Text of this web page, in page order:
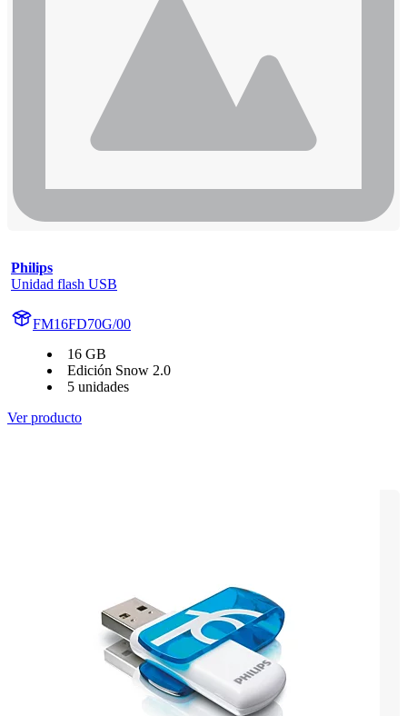
Philips
Unidad flash USB
FM16FD70G/00
16 GB
Edición Snow 2.0
5 unidades
Ver producto